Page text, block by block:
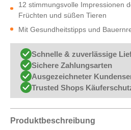
12 stimmungsvolle Impressionen
Früchten und süßen Tieren
Mit Gesundheitstipps und
Schnelle & zuverlässige
Sichere Zahlungsarten
Ausgezeichneter
Trusted Shops
Produktbeschreibung